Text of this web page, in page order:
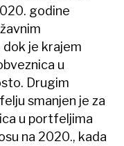
godine
je krajem
u
Drugim
smanjen je za
u portfeljima
na 2020., kada